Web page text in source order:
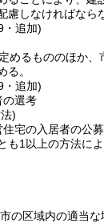
慮しなければなら
・追加)
めるもののほか
る。
・追加)
の選考
)
宅の入居者の公
も1以上の方法に
の区域内の適当